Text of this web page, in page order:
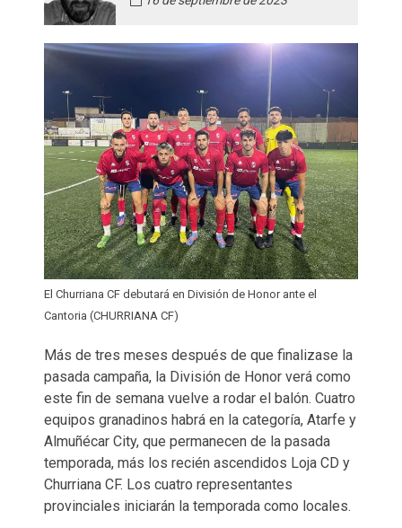
El Churriana CF debutará en División de Honor ante el
Cantoria (CHURRIANA CF)
Más de tres meses después de que finalizase la
pasada campaña, la División de Honor verá como
este fin de semana vuelve a rodar el balón. Cuatro
equipos granadinos habrá en la categoría, Atarfe y
Almuñécar City, que permanecen de la pasada
temporada, más los recién ascendidos Loja CD y
Churriana CF. Los cuatro representantes
provinciales iniciarán la temporada como locales.